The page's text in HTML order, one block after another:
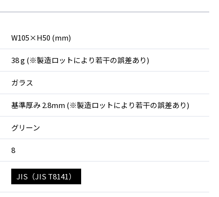
W105×H50 (mm)
38 g (※製造ロットにより若干の誤差あり)
ガラス
基準厚み 2.8mm (※製造ロットにより若干の誤差あり)
グリーン
8
JIS（JIS T8141）